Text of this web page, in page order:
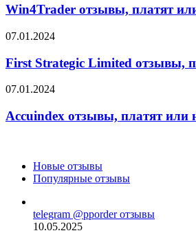
платят
нет?
Win4Trader отзывы, платят
First
Limited
отзывы,
платят
нет?
07.01.2024
First Strategic Limited отзывы,
Accuindex
платят
или
07.01.2024
Accuindex отзывы, платят или
Новые отзывы
Популярные отзывы
telegram @pporder отзывы
10.05.2025